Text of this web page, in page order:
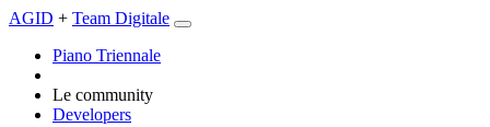
AGID + Team Digitale
Piano Triennale
Le community
Developers